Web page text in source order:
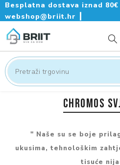
Besplatna dostava iznad 80€
webshop@briit.hr
CHROMOS
" Naše su se boje
ukusima, tehnološkim
tisuće